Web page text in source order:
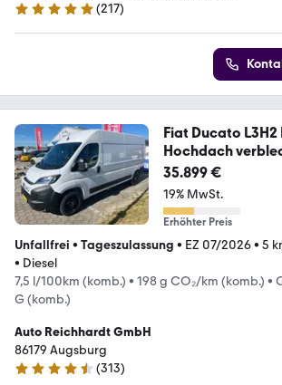
4.9 Sterne
(217)
Fiat Ducato L3H2
Hochdach
35.899 €
19% MwSt.
Erhöhter Preis
Unfallfrei • Tageszulassung • EZ 07/2026• 5
• Diesel
7,5 l/100km (komb.) • 198 g CO₂/km (komb.) •
G (komb.)
Auto Reichhardt GmbH
86179 Augsburg
4.4 Sterne
(313)